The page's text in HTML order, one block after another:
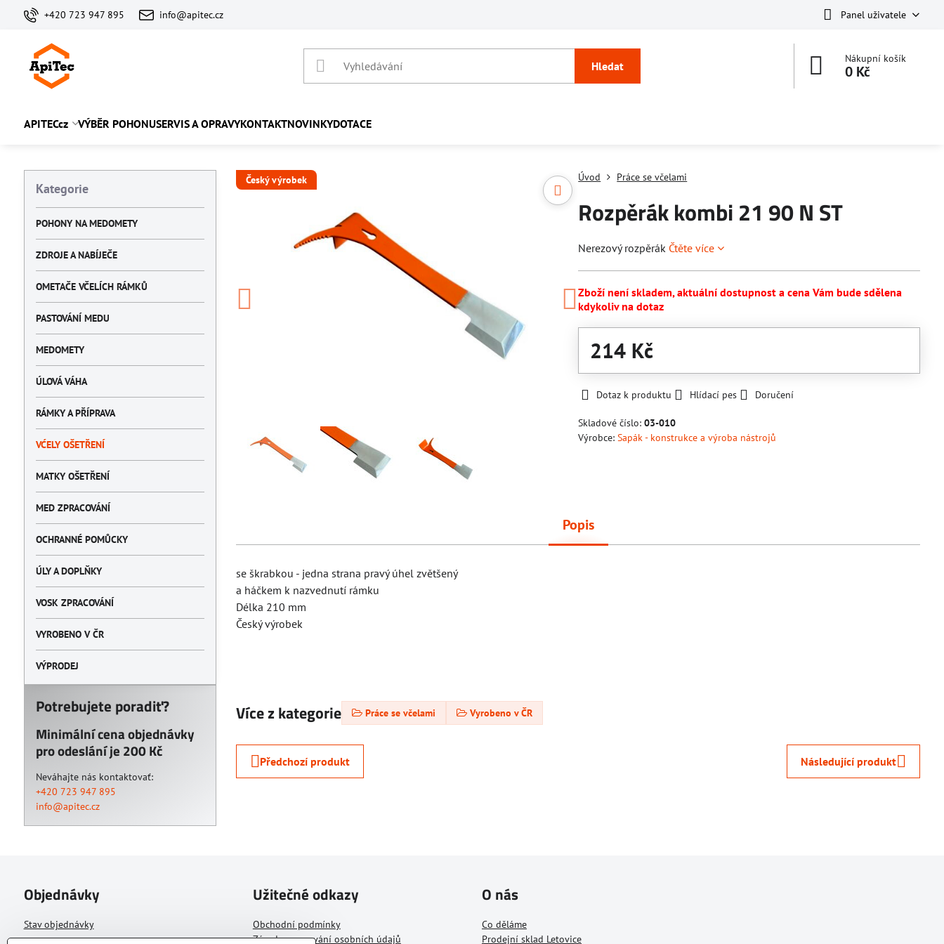
+420 723 947 895 info@apitec.cz Panel uživatele
Hledat
Nákupní košík
0 Kč
APITECcz VÝBĚR POHONUSERVIS A OPRAVYKONTAKTNOVINKYDOTACE
Český výrobek Úvod Práce se včelami
Rozpěrák kombi 21 90 N ST
Nerezový rozpěrák Čtěte více
Zboží není skladem, aktuální dostupnost a cena Vám bude sdělena
kdykoliv na dotaz
214 Kč
Dotaz k produktu Hlídací pes Doručení
Skladové číslo:03-010
Výrobce:Sapák - konstrukce a výroba nástrojů
Popis
se škrabkou - jedna strana pravý úhel zvětšený
a háčkem k nazvednutí rámku
Délka 210 mm
Český výrobek
Více z kategorie Práce se včelami Vyrobeno v ČR
Předchozí produkt Následující produkt
Kategorie
POHONY NA MEDOMETY
ZDROJE A NABÍJEČE
OMETAČE VČELÍCH RÁMKŮ
PASTOVÁNÍ MEDU
MEDOMETY
ÚLOVÁ VÁHA
RÁMKY A PŘÍPRAVA
VĆELY OŠETŘENÍ
MATKY OŠETŘENÍ
MED ZPRACOVÁNÍ
OCHRANNÉ POMŮCKY
ÚLY A DOPLŇKY
VOSK ZPRACOVÁNÍ
VYROBENO V ČR
VÝPRODEJ
Potrebujete poradiť?
Minimální cena objednávky
pro odeslání je 200 Kč
Neváhajte nás kontaktovať:
+420 723 947 895
info@apitec.cz
Objednávky
Stav objednávky
Užitečné odkazy
Obchodní podmínky
Zásady zpracování osobních údajů
O nás
Co děláme
Prodejní sklad Letovice